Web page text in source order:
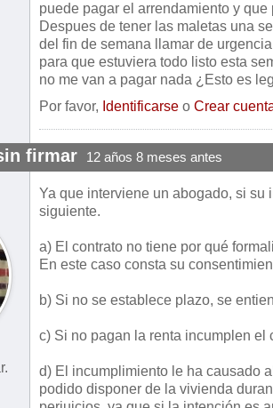
puede pagar el arrendamiento y
Despues de tener las maletas una
del fin de semana llamar de
para que estuviera todo listo esta
no me van a pagar nada ¿Esto es
Por favor, Identificarse o Crear
firmar 12 años 8 meses antes
Ya que interviene un abogado, si su
siguiente.
a) El contrato no tiene por qué
En este caso consta su
b) Si no se establece plazo, se
c) Si no pagan la renta incumplen el
d) El incumplimiento le ha causado
podido disponer de la vivienda